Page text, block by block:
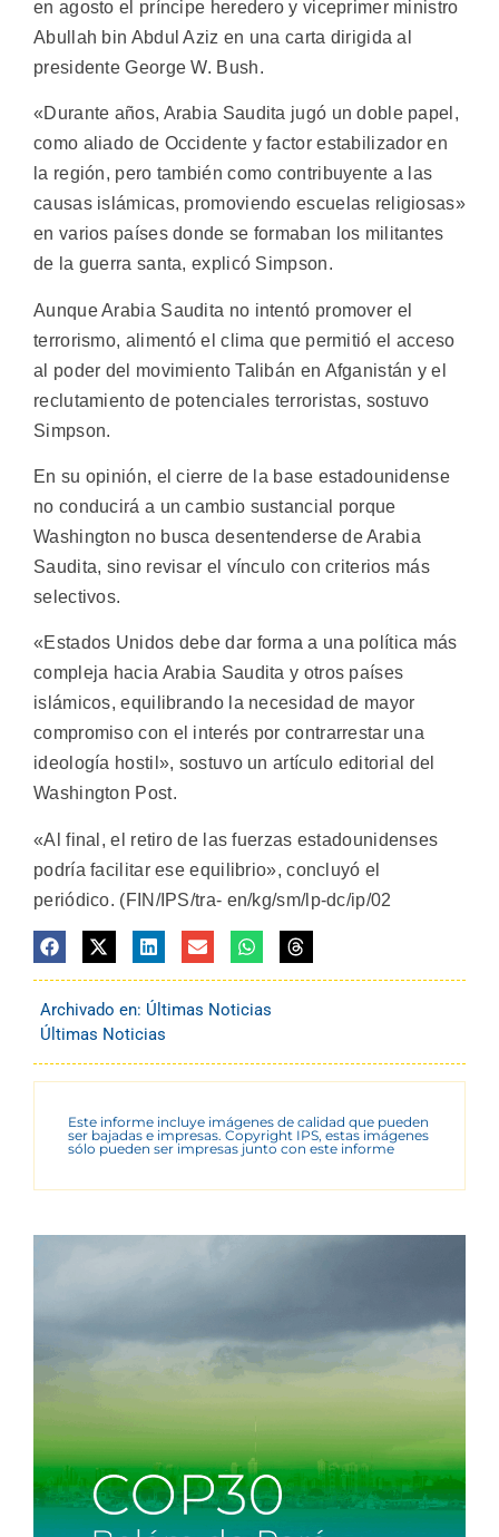
en agosto el príncipe heredero y viceprimer ministro
Abullah bin Abdul Aziz en una carta dirigida al
presidente George W. Bush.
«Durante años, Arabia Saudita jugó un doble papel,
como aliado de Occidente y factor estabilizador en
la región, pero también como contribuyente a las
causas islámicas, promoviendo escuelas religiosas»
en varios países donde se formaban los militantes
de la guerra santa, explicó Simpson.
Aunque Arabia Saudita no intentó promover el
terrorismo, alimentó el clima que permitió el acceso
al poder del movimiento Talibán en Afganistán y el
reclutamiento de potenciales terroristas, sostuvo
Simpson.
En su opinión, el cierre de la base estadounidense
no conducirá a un cambio sustancial porque
Washington no busca desentenderse de Arabia
Saudita, sino revisar el vínculo con criterios más
selectivos.
«Estados Unidos debe dar forma a una política más
compleja hacia Arabia Saudita y otros países
islámicos, equilibrando la necesidad de mayor
compromiso con el interés por contrarrestar una
ideología hostil», sostuvo un artículo editorial del
Washington Post.
«Al final, el retiro de las fuerzas estadounidenses
podría facilitar ese equilibrio», concluyó el
periódico. (FIN/IPS/tra- en/kg/sm/lp-dc/ip/02
Archivado en: Últimas Noticias
Últimas Noticias
Este informe incluye imágenes de calidad que pueden
ser bajadas e impresas. Copyright IPS, estas imágenes
sólo pueden ser impresas junto con este informe